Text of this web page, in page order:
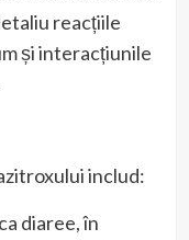
reacțiile
și interacțiunile
includ:
diaree, în